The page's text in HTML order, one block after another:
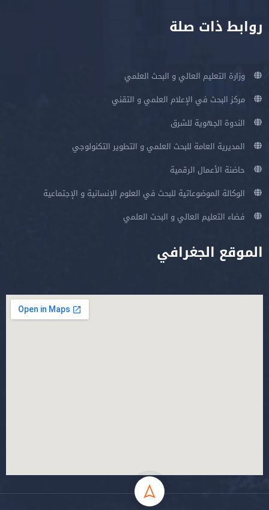
روابط ذات صلة
وزارة التعليم العالي و البحث العلمي
مركز البحث في الإعلام العلمي و التقني
الندوة الجهوية للشرق
المديرية العامة للبحث العلمي و التطوير التكنولوجي
حاضنة الأعمال الرقمية
الوكالة الموضوعاتية للبحث في العلوم الإنسانية و الإجتماعية
فضاء التعليم العالي و البحث العلمي
الموقع الجغرافي